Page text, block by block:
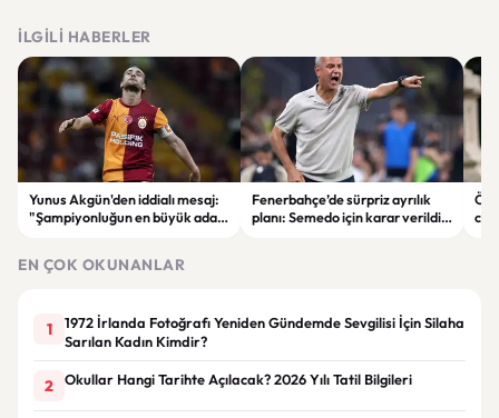
İLGILI HABERLER
Yunus Akgün'den iddialı mesaj:
"Şampiyonluğun en büyük adayı
Fenerbahçe’de sürpriz ayrılık
planı: Semedo için karar verildi
EN ÇOK OKUNANLAR
1
1972 İrlanda Fotoğrafı Yeniden Gündemde Sevgilisi İçin Silaha
Sarılan Kadın Kimdir?
2 Okullar Hangi Tarihte Açılacak? 2026 Yılı Tatil Bilgileri